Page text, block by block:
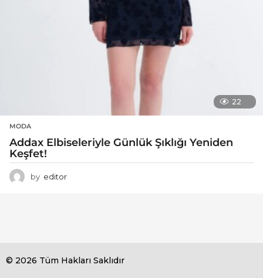
22
MODA
Addax Elbiseleriyle Günlük Şıklığı Yeniden
Keşfet!
by editor
© 2026 Tüm Hakları Saklıdır